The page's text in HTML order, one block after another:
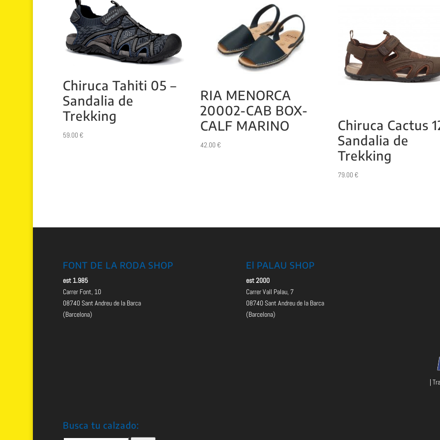
Chiruca Tahiti 05 –
Sandalia de
Trekking
59.00€
RIA MENORCA
20002-CAB BOX-
CALF MARINO
42.00€
Chiruca Cactus
Sandalia de
Trekking
79.00€
FONT DE LA RODA SHOP
est 1.985
Carrer Font, 10
08740 Sant Andreu de la Barca
(Barcelona)
Busca tu calzado:
El PALAU SHOP
est 2000
Carrer Vall Palau, 7
08740 Sant Andreu de la Barca
(Barcelona)
|